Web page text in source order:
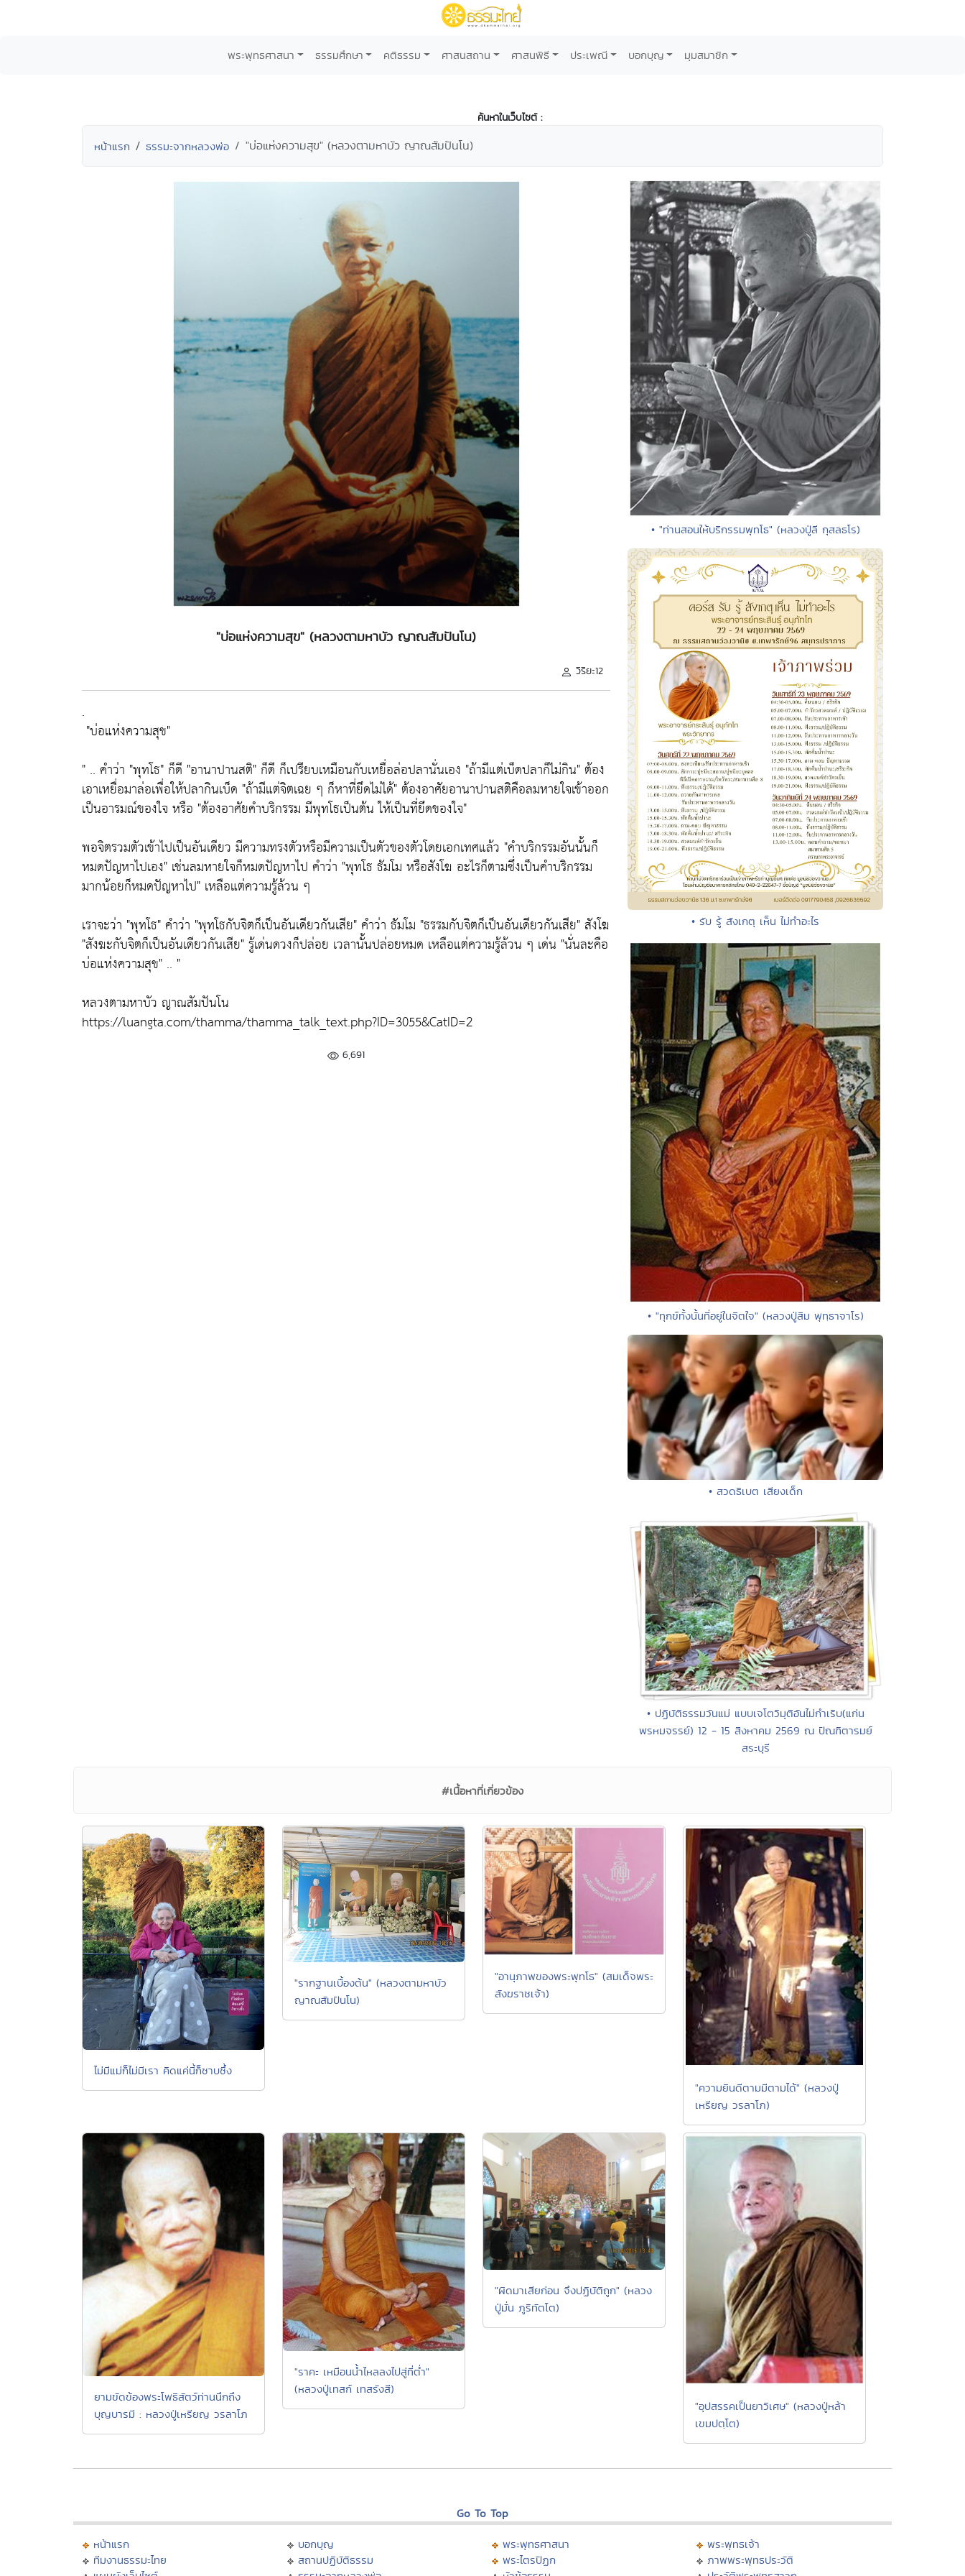
พระพุทธศาสนา ธรรมศึกษา คติธรรม ศาสนสถาน ศาสนพิธี ประเพณี บอกบุญ มุมสมาชิก
ค้นหาในเว็บไซต์ :
หน้าแรก ธรรมะจากหลวงพ่อ "บ่อแห่งความสุข" (หลวงตามหาบัว ญาณสัมปันโน)
"บ่อแห่งความสุข" (หลวงตามหาบัว ญาณสัมปันโน)
วิริยะ12
.
"บ่อแห่งความสุข"
" .. คำว่า "พุทโธ" ก็ดี "อานาปานสติ" ก็ดี ก็เปรียบเหมือนกับเหยื่อล่อปลานั่นเอง "ถ้ามีแต่เบ็ดปลาก็ไม่กิน"ต้อง
เอาเหยื่อมาล่อเพื่อให้ปลากินเบ็ด "ถ้ามีแต่จิตเฉย ๆ ก็หาที่ยึดไม่ได้"ต้องอาศัยอานาปานสติคือลมหายใจเข้าออก
เป็นอารมณ์ของใจ หรือ "ต้องอาศัยคำบริกรรม มีพุทโธเป็นต้น ให้เป็นที่ยึดของใจ"
พอจิตรวมตัวเข้าไปเป็นอันเดียว มีความทรงตัวหรือมีความเป็นตัวของตัวโดยเอกเทศแล้ว "คำบริกรรมอันนั้นก็
หมดปัญหาไปเอง" เช่นลมหายใจก็หมดปัญหาไป คำว่า "พุทโธ ธัมโม หรือสังโฆ อะไรก็ตามซึ่งเป็นคำบริกรรม
มากน้อยก็หมดปัญหาไป" เหลือแต่ความรู้ล้วน ๆ
เราจะว่า "พุทโธ"คำว่า "พุทโธกับจิตก็เป็นอันเดียวกันเสีย"คำว่า ธัมโม "ธรรมกับจิตก็เป็นอันเดียวกันเสีย"สังโฆ
"สังฆะกับจิตก็เป็นอันเดียวกันเสีย"รู้เด่นดวงก็ปล่อย เวลานั้นปล่อยหมด เหลือแต่ความรู้ล้วน ๆ เด่น "นั่นละคือ
บ่อแห่งความสุข" .. "
หลวงตามหาบัว ญาณสัมปันโน
https://luangta.com/thamma/thamma_talk_text.php?ID=3055&CatID=2
6,691
• "ท่านสอนให้บริกรรมพุทโธ" (หลวงปู่ลี กุสลธโร)
• รับ รู้ สังเกตุ เห็น ไม่ทำอะไร
• "ทุกข์ทั้งนั้นที่อยู่ในจิตใจ" (หลวงปู่สิม พุทฺธาจาโร)
• สวดธิเบต เสียงเด็ก
• ปฏิบัติธรรมวันแม่ แบบเจโตวิมุติอันไม่กำเริบ(แก่น
พรหมจรรย์) 12 - 15 สิงหาคม 2569 ณ ปัณฑิตารมย์
สระบุรี
#เนื้อหาที่เกี่ยวข้อง
ไม่มีแม่ก็ไม่มีเรา คิดแค่นี้ก็ซาบซึ้ง
"รากฐานเบื้องต้น" (หลวงตามหาบัว
ญาณสัมปันโน)
"อานุภาพของพระพุทโธ" (สมเด็จพระ
สังฆราชเจ้า)
"ความยินดีตามมีตามได้" (หลวงปู่
เหรียญ วรลาโภ)
ยามขัดข้องพระโพธิสัตว์ท่านนึกถึง
บุญบารมี : หลวงปู่เหรียญ วรลาโภ
"ราคะ เหมือนน้ำไหลลงไปสู่ที่ต่ำ"
(หลวงปู่เทสก์ เทสรังสี)
"ผิดมาเสียก่อน จึงปฏิบัติถูก" (หลวง
ปู่มั่น ภูริทัตโต)
"อุปสรรคเป็นยาวิเศษ" (หลวงปู่หล้า
เขมปตฺโต)
Go To Top
หน้าแรก
ทีมงานธรรมะไทย
บอกบุญ
สถานปฏิบัติธรรม
พระพุทธศาสนา
พระไตรปิฏก
พระพุทธเจ้า
ภาพพระพุทธประวัติ